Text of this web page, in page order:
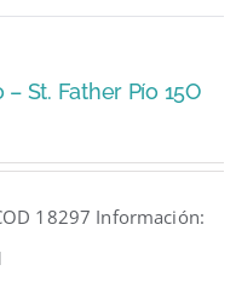
St. Father Pío 15O
18297 Información: